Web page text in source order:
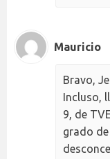
Mauricio
Bravo,
Incluso,
9, de
grado